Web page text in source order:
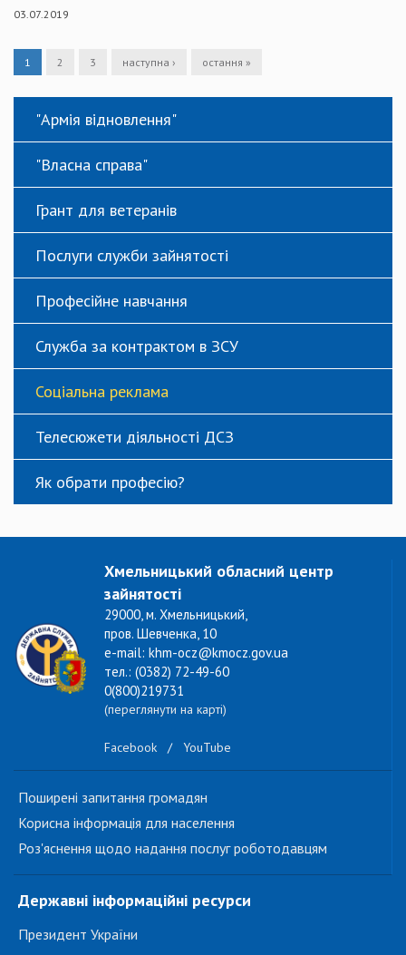
03.07.2019
1 2 3 наступна › остання »
"Армія відновлення"
"Власна справа"
Грант для ветеранів
Послуги служби зайнятості
Професійне навчання
Служба за контрактом в ЗСУ
Соціальна реклама
Телесюжети діяльності ДСЗ
Як обрати професію?
Хмельницький обласний центр
зайнятості
29000, м. Хмельницький,
пров. Шевченка, 10
e-mail: khm-ocz@kmocz.gov.ua
тел.: (0382) 72-49-60
0(800)219731
(переглянути на карті)
Facebook / YouTube
Поширені запитання громадян
Корисна інформація для населення
Роз'яснення щодо надання послуг роботодавцям
Державні інформаційні ресурси
Президент України